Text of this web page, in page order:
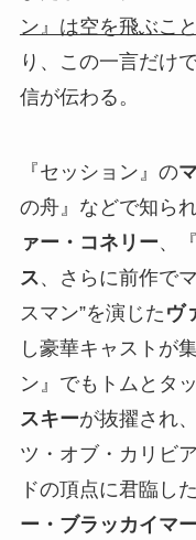
ン』は空を飛ぶこ
り、この一言だけで
信が伝わる。
『セッション』の
の舟』などで知ら
ァー・コネリー、
ス、さらに前作で
スマン”を演じた ヴ
し豪華キャストが
ン』でもトムとタ
スキーが抜擢され
ツ・オブ・カリビ
ドの頂点に君臨し
ー・ブラッカイマー